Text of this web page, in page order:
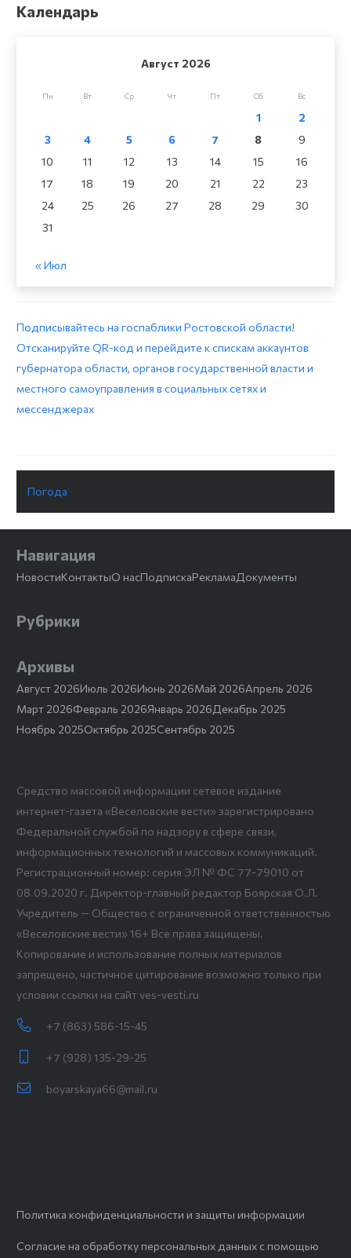
Календарь
Август 2026
Пн Вт Ср Чт Пт Сб Вс
1
2
3
4 5 6 7 8
9
10
11 12 13 14 15
16
17
18 19 20 21 22
23
24
25 26 27 28 29
30
31
« Июл
Подписывайтесь на госпаблики Ростовской области!
Отсканируйте QR-код и перейдите к спискам аккаунтов
губернатора области, органов государственной власти и
местного самоуправления в социальных сетях и
мессенджерах
Погода
Навигация
НовостиКонтактыО насПодпискаРекламаДокументы
Рубрики
Архивы
Август 2026Июль 2026Июнь 2026Май 2026Апрель 2026
Март 2026Февраль 2026Январь 2026Декабрь 2025
Ноябрь 2025Октябрь 2025Сентябрь 2025
Средство массовой информации сетевое издание
интернет-газета «Веселовские вести» зарегистрировано
Федеральной службой по надзору в сфере связи,
информационных технологий и массовых коммуникаций.
Регистрационный номер: серия ЭЛ № ФС 77-79010 от
08.09.2020 г. Директор-главный редактор Боярская О.Л.
Учредитель — Общество с ограниченной ответственностью
«Веселовские вести» 16+ Все права защищены.
Копирование и использование полных материалов
запрещено, частичное цитирование возможно только при
условии ссылки на сайт ves-vesti.ru
+7 (863) 586-15-45
+7 (928) 135-29-25
boyarskaya66@mail.ru
Политика конфиденциальности и защиты информации
Согласие на обработку персональных данных с помощью